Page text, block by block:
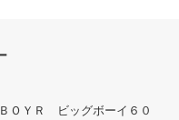
ＯＹＲ ビッグボーイ６０